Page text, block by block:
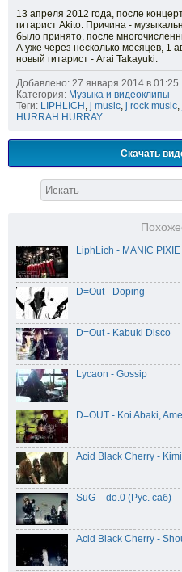
13 апреля 2012 года, после
гитарист Akito. Причина -
было принято, после
А уже через несколько месяцев, 1
новый гитарист - Arai Takayuki.
Добавлено: 27 января 2014 в 01:25
Категория: Музыка и видеоклипы
Теги: LIPHLICH j music j rock music
HURRAH HURRAY
Скачать
LiphLich - MANIC PIXIE
D=Out - Doping
D=Out - Kabuki Disco
Lycaon - Gossip
D=OUT - Koi Abaki,
Acid Black Cherry -
SuG – do.0 (Рус. саб)
Acid Black Cherry -